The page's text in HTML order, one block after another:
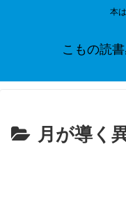
本
こもの読
月が導く